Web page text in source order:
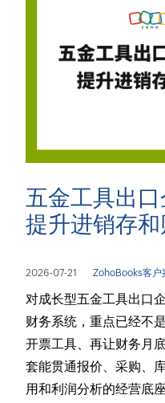
五金工具出
提升进销存和
2026-07-21 ZohoBooks客户
对成长型五金工具出口
财务系统，重点已经不
开票工具、再让财务月
套能贯通报价、采购、
用和利润分析的经营底